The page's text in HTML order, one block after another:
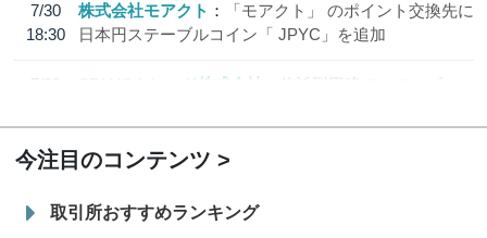
7/30
18:30
株式会社モアクト
「モアクト」 のポイント交換先に
日本円ステーブルコイン「 JPYC」を追加
7/29
SBI VCトレード株式会社
信託型円建てステーブル
今注目のコンテンツ
取引所おすすめランキング